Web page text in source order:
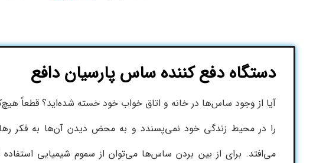
دستگاه دفع کننده ساس پارسیان دافع
آیا از وجود ساس‌ها در خانه و اتاق خواب خود خسته شده‌اید؟ قطعاً
را در محیط زندگی خود نمی‌پسندد و به محض دیدن آن‌ها به فکر
می‌افتد. برای از بین بردن ساس‌ها می‌توان از سموم شیمیایی استفاده